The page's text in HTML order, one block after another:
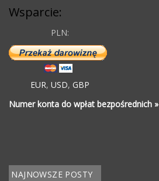
Wsparcie:
PLN:
EUR, USD, GBP
Numer konta do wpłat bezpośrednich »
NAJNOWSZE POSTY